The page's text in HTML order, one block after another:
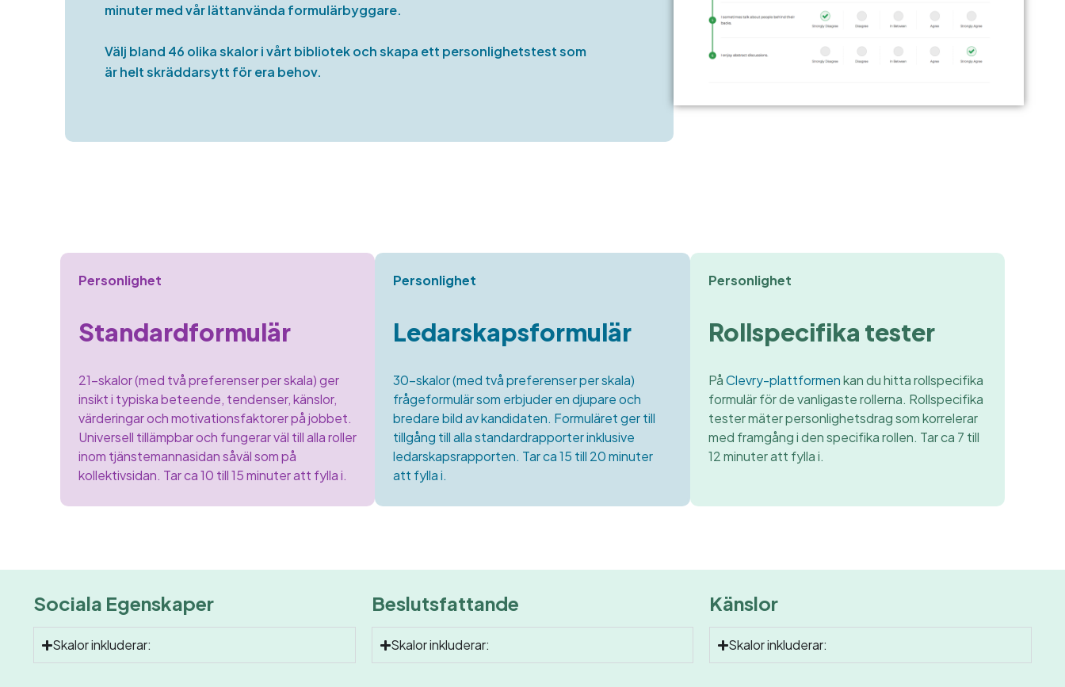
minuter med vår lättanvända formulärbyggare.
Välj bland 46 olika skalor i vårt bibliotek och skapa ett personlighetstest som
är helt skräddarsytt för era behov.
Personlighet
Standardformulär
21-skalor (med två preferenser per skala) ger
insikt i typiska beteende, tendenser, känslor,
värderingar och motivationsfaktorer på jobbet.
Universell tillämpbar och fungerar väl till alla roller
inom tjänstemannasidan såväl som på
kollektivsidan. Tar ca 10 till 15 minuter att fylla i.
Personlighet
Ledarskapsformulär
30-skalor (med två preferenser per skala)
frågeformulär som erbjuder en djupare och
bredare bild av kandidaten. Formuläret ger till
tillgång till alla standardrapporter inklusive
ledarskapsrapporten. Tar ca 15 till 20 minuter
att fylla i.
Personlighet
Rollspecifika tester
PåClevry-plattformenkan du hitta rollspecifika
formulär för de vanligaste rollerna. Rollspecifika
tester mäter personlighetsdrag som korrelerar
med framgång i den specifika rollen. Tar ca 7 till
12 minuter att fylla i.
Sociala Egenskaper
Skalor inkluderar:
Beslutsfattande
Skalor inkluderar:
Känslor
Skalor inkluderar: